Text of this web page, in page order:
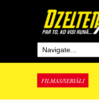
FILMAS/SERIĀLI